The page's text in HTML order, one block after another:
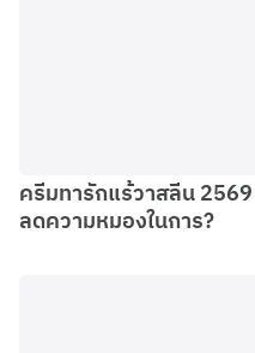
ครีมทารักแร้วาสลีน
ลดความหมองในการ?